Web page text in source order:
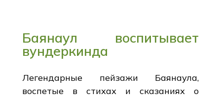
Баянаул воспитывает
вундеркинда
Легендарные пейзажи Баянаула,
воспетые в стихах и сказаниях о